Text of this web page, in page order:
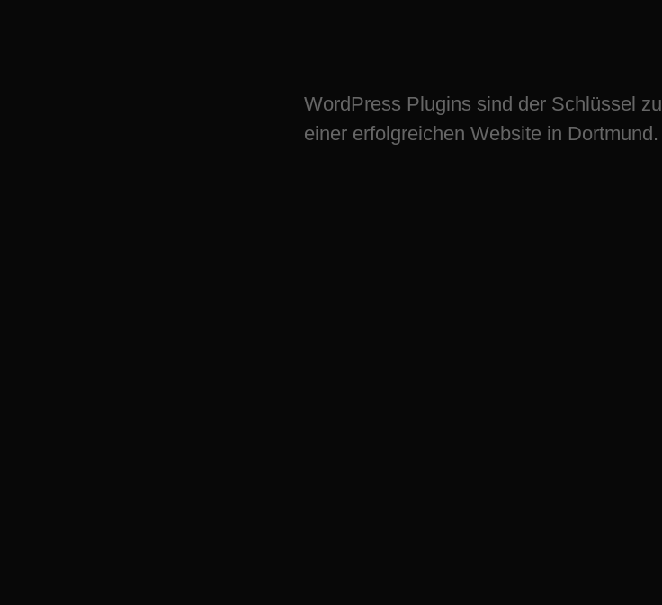
WordPress Plugins sind der Schlüssel zu
einer erfolgreichen Website in Dortmund.